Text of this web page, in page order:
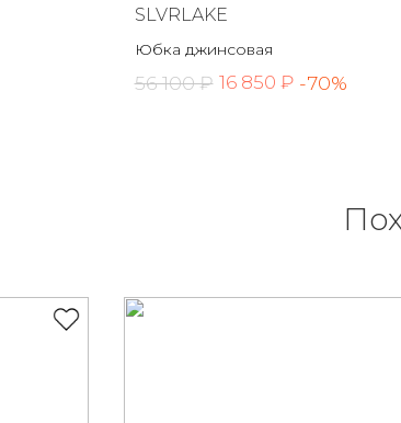
SLVRLAKE
Юбка джинсовая
56 100 ₽ 16 850 ₽ -70%